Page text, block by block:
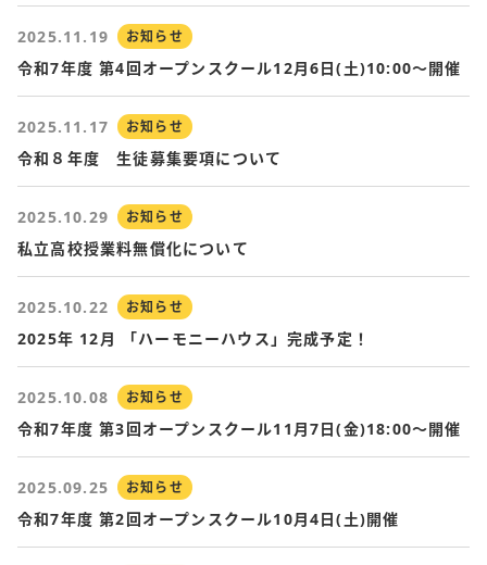
2025.11.19 お知らせ
令和7年度 第4回オープンスクール12月6日(土)10:00～開催
2025.11.17 お知らせ
令和８年度 生徒募集要項について
2025.10.29 お知らせ
私立高校授業料無償化について
2025.10.22 お知らせ
2025年 12月 「ハーモニーハウス」完成予定！
2025.10.08 お知らせ
令和7年度 第3回オープンスクール11月7日(金)18:00～開催
2025.09.25 お知らせ
令和7年度 第2回オープンスクール10月4日(土)開催